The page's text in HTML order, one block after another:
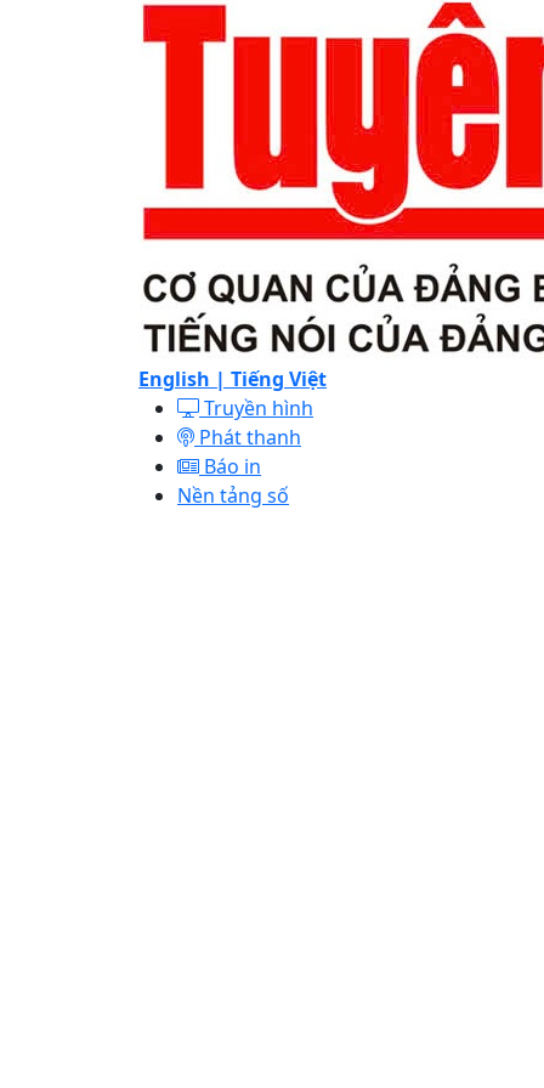
English | Tiếng Việt
Truyền hình
Phát thanh
Báo in
Nền tảng số